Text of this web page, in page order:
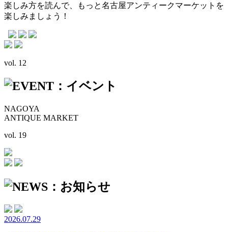
楽しみ方を読んで、もっと名古屋アンティークマーケットを
楽しみましょう！
vol. 12
NAGOYA
ANTIQUE MARKET
vol. 19
2026.07.29